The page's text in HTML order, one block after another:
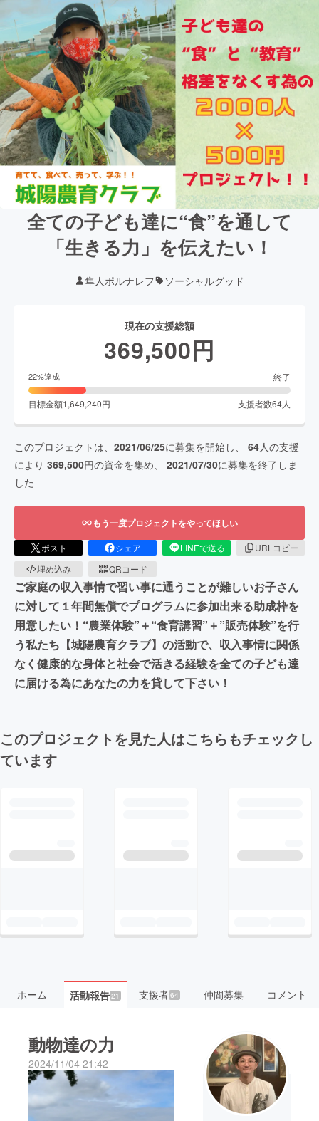
全ての子ども達に“食”を通して
「生きる力」を伝えたい！
隼人ポルナレフ ソーシャルグッド
現在の支援総額
369,500円
22%達成 終了
目標金額1,649,240円 支援者数64人
このプロジェクトは、 2021/06/25に募集を開始し、 64人の支援
により 369,500円の資金を集め、 2021/07/30に募集を終了しま
した
もう一度プロジェクトをやってほしい
ポスト シェア LINEで送る
URLコピー
埋め込み
QRコード
ご家庭の収入事情で習い事に通うことが難しいお子さん
に対して１年間無償でプログラムに参加出来る助成枠を
用意したい！“農業体験”＋“食育講習”＋”販売体験”を行
う私たち【城陽農育クラブ】の活動で、収入事情に関係
なく健康的な身体と社会で活きる経験を全ての子ども達
に届ける為にあなたの力を貸して下さい！
このプロジェクトを見た人はこちらもチェックし
ています
ホーム 活動報告21 支援者64 仲間募集 コメント
動物達の力
2024/11/04 21:42